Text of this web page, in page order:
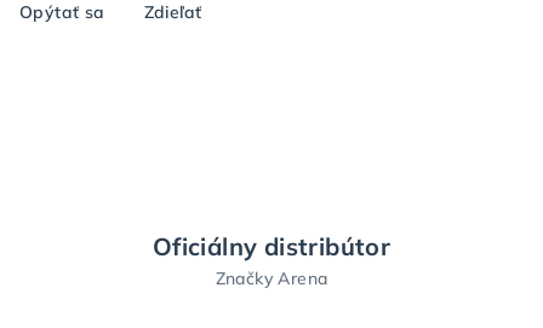
Opýtať sa Zdieľať
Oficiálny distribútor
Značky Arena